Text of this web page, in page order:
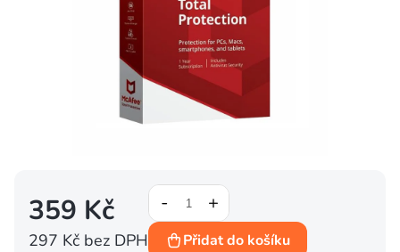
359 Kč
297 Kč bez DPH Přidat do košíku